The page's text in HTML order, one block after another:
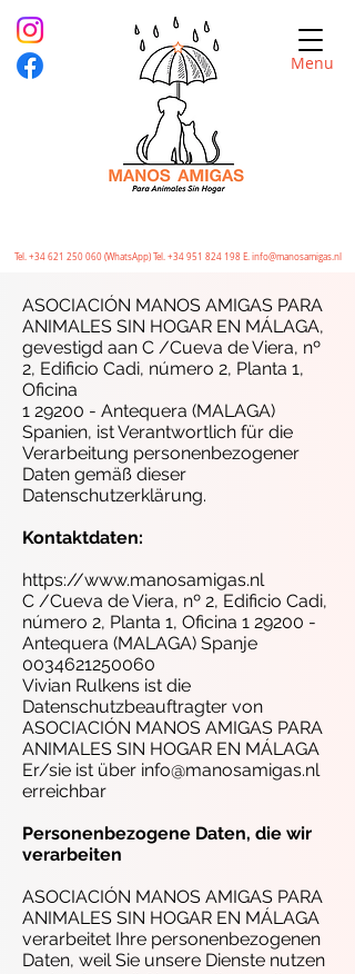
Tel. +34 621 250 060 (WhatsApp) Tel. +34 951 824 198 E. info@manosamigas.nl
Menu
ASOCIACIÓN MANOS AMIGAS PARA
ANIMALES SIN HOGAR EN MÁLAGA,
gevestigd aan C /Cueva de Viera, nº
2, Edificio Cadi, número 2, Planta 1,
Oficina
1 29200 - Antequera (MALAGA)
Spanien, ist Verantwortlich für die
Verarbeitung personenbezogener
Daten gemäß dieser
Datenschutzerklärung.
Kontaktdaten:
https://www.manosamigas.nl
C /Cueva de Viera, nº 2, Edificio Cadi,
número 2, Planta 1, Oficina 1 29200 -
Antequera (MALAGA) Spanje
0034621250060
Vivian Rulkens ist die
Datenschutzbeauftragter von
ASOCIACIÓN MANOS AMIGAS PARA
ANIMALES SIN HOGAR EN MÁLAGA
Er/sie ist über info@manosamigas.nl
erreichbar
Personenbezogene Daten, die wir
verarbeiten
ASOCIACIÓN MANOS AMIGAS PARA
ANIMALES SIN HOGAR EN MÁLAGA
verarbeitet Ihre personenbezogenen
Daten, weil Sie unsere Dienste nutzen